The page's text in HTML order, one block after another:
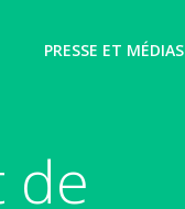
PRESSE ET MÉDIAS
de